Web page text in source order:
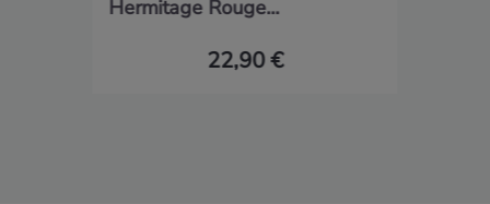
Hermitage Rouge...
22,90 €